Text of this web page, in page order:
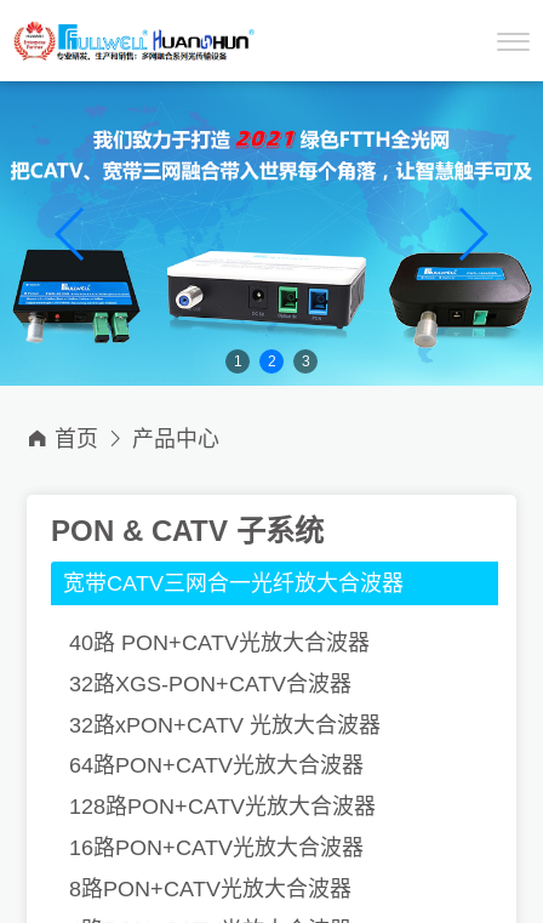
1 2 3
 首页  产品中心
PON & CATV 子系统
宽带CATV三网合一光纤放大合波器
40路 PON+CATV光放大合波器
32路XGS-PON+CATV合波器
32路xPON+CATV 光放大合波器
64路PON+CATV光放大合波器
128路PON+CATV光放大合波器
16路PON+CATV光放大合波器
8路PON+CATV光放大合波器